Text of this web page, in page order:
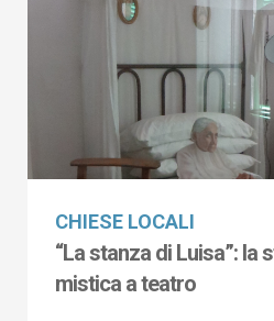
CHIESE LOCALI
“La stanza di Luisa”: la
mistica a teatro